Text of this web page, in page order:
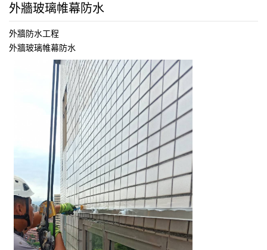
外牆玻璃帷幕防水
外牆防水工程
外牆玻璃帷幕防水